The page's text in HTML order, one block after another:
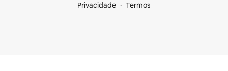
Privacidade
Termos